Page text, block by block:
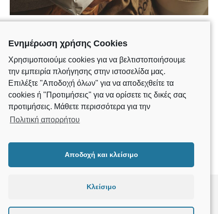
Spice Up Your Wardrobe With Graphic
Prints
This content is before the more tag. Wes Anderson chillwave
Bushwick, chambray seitan selfies Austin…
CONTINUE READING
Ενημέρωση χρήσης Cookies
Χρησιμοποιούμε cookies για να βελτιστοποιήσουμε
την εμπειρία πλοήγησης στην ιστοσελίδα μας.
Επιλέξτε "Αποδοχή όλων" για να αποδεχθείτε τα
cookies ή "Προτιμήσεις" για να ορίσετε τις δικές σας
προτιμήσεις. Μάθετε περισσότερα για την
Πολιτική απορρήτου
Αποδοχή και κλείσιμο
Κλείσιμο